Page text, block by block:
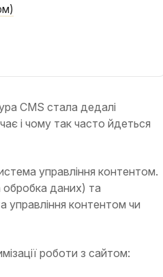
CMS стала дедалі
і чому так часто йдеться
управління контентом.
обробка даних) та
управління контентом чи
роботи з сайтом: